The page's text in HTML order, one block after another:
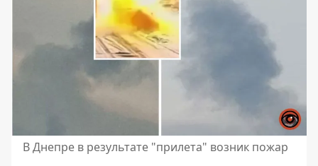
В Днепре в результате "прилета" возник пожар